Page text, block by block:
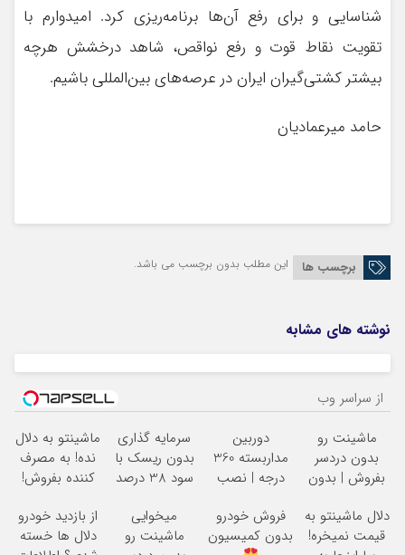
شناسایی و برای رفع آن‌ها برنامه‌ریزی کرد. امیدوارم با
تقویت نقاط قوت و رفع نواقص، شاهد درخشش هرچه
بیشتر کشتی‌گیران ایران در عرصه‌های بین‌المللی باشیم.
حامد میرعمادیان
برچسب ها این مطلب بدون برچسب می باشد.
نوشته های مشابه
از سراسر وب
ماشینت رو
بدون دردسر
بفروش | بدون
دوربین
مداربسته 360
درجه | نصب
سرمایه گذاری
بدون ریسک با
سود 38 درصد
ماشینتو به دلال
نده! به مصرف
کننده بفروش!
یک تماس
دلال ماشینتو به
قیمت نمیخره!
فروش خودرو
بدون کمیسیون
میخوایی
ماشینت رو
از بازدید خودرو
دلال ها خسته